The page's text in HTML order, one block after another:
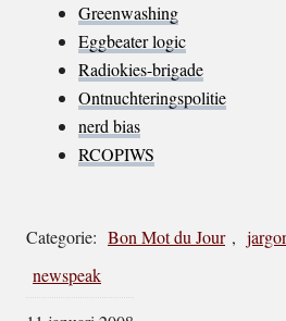
Greenwashing
Eggbeater logic
Radiokies-brigade
Ontnuchteringspolitie
nerd bias
RCOPIWS
Categorie: Bon Mot du Jour ,
newspeak